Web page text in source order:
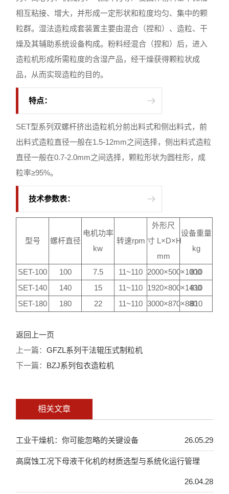
相互粘接、增大，并形成一定形状和粒度均匀、集中的颗
粒群。湿法造粒成套装置主要由混合（捏和）、造粒、干
燥及其辅助系统设备构成。粉料经混合（捏和）后，进入
造粒机形成所需粒度的含湿产品，经干燥获得颗粒状成
品，从而实现造粒的目的。
特点：
SET型系列双螺杆挤出造粒机分前出料式和侧出料式，前
出料式造粒直径一般在1.5-12mm之间选择，侧出料式造粒
直径一般在0.7-2.0mm之间选择，颗粒形状为圆柱形，成
粒率≥95%。
技术参数表：
型号 螺杆直径
电机功率
kw
转速rpm
外形尺
寸 L×D×H
mm
设备重量
kg
SET-100 100 7.5 11~110 2000×500×1000
810
SET-140
140 15 11~110 1920×800×1430
810
SET-180
180 22 11~110 3000×870×880
810
返回上一页
上一篇：GFZL系列干法辊压式制粒机
下一篇： BZJ系列包衣造粒机
相关文章
工业干燥机：你可能忽略的关键设备 26.05.29
高腐蚀工况下母液干化机的材质选型与系统化运行管理
26.04.28